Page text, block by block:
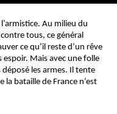
Au milieu du
tous, ce général
ce qu’il reste d’un rêve
espoir. Mais avec une folle
déposé les armes. Il tente
bataille de France n’est